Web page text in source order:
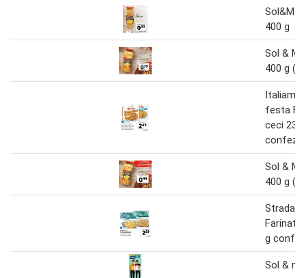
400 g
Sol &
400 g
festa
ceci 230
Sol &
400 g
Strada
Farinata
g
Sol &